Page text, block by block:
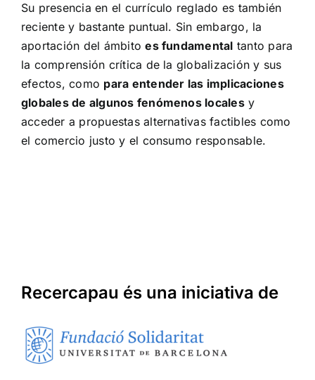
Su presencia en el currículo reglado es también
reciente y bastante puntual. Sin embargo, la
aportación del ámbitoes fundamental tanto para
la comprensión crítica de la globalización y sus
efectos, como para entender las implicaciones
globales de algunos fenómenos localesy
acceder a propuestas alternativas factibles como
el comercio justo y el consumo responsable.
Recercapau és una iniciativa de